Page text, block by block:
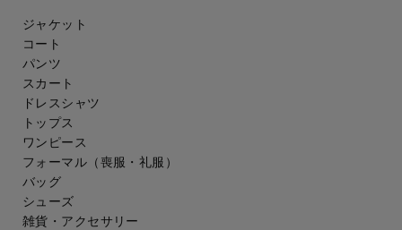
ジャケット
コート
パンツ
スカート
ドレスシャツ
トップス
ワンピース
フォーマル（喪服・礼服）
バッグ
シューズ
雑貨・アクセサリー